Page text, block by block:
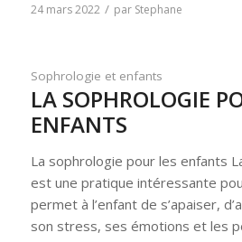
24 mars 2022 / par Stephane
Sophrologie et enfants
LA SOPHROLOGIE
ENFANTS
La sophrologie pour les enfants
est une pratique intéressante
permet à l’enfant de s’apaiser,
son stress, ses émotions et les